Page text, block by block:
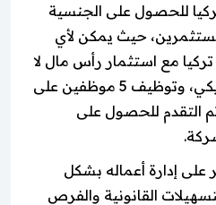
للحصول على الجنسية
حيث يمكن لأي
مع استثمار رأس مال لا
يقل عن 500 ألف دولار أمريكي، وتوظيف 5 موظفين على
التقدم للحصول على
على إدارة أعماله بشكل
القانونية والفرص